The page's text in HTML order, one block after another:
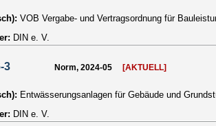
VOB Vergabe- und Vertragsordnung für
DIN e. V.
3 Norm, 2024-05 [AKTUELL]
Entwässerungsanlagen für Gebäude und
DIN e. V.